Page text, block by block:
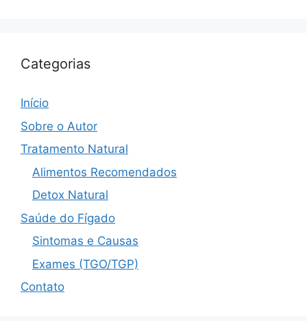
Categorias
Início
Sobre o Autor
Tratamento Natural
Alimentos Recomendados
Detox Natural
Saúde do Fígado
Sintomas e Causas
Exames (TGO/TGP)
Contato